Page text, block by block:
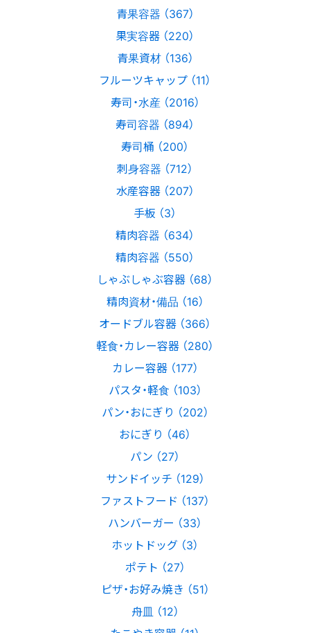
青果容器 （367）
果実容器 （220）
青果資材 （136）
フルーツキャップ （11）
寿司・水産 （2016）
寿司容器 （894）
寿司桶 （200）
刺身容器 （712）
水産容器 （207）
手板 （3）
精肉容器 （634）
精肉容器 （550）
しゃぶしゃぶ容器 （68）
精肉資材・備品 （16）
オードブル容器 （366）
軽食・カレー容器 （280）
カレー容器 （177）
パスタ・軽食 （103）
パン・おにぎり （202）
おにぎり （46）
パン （27）
サンドイッチ （129）
ファストフード （137）
ハンバーガー （33）
ホットドッグ （3）
ポテト （27）
ピザ・お好み焼き （51）
舟皿 （12）